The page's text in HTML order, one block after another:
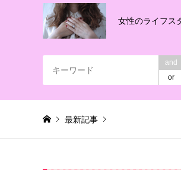
女性のライフス
and
or
最新記事